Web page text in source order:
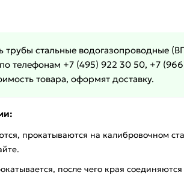
стальные водогазопроводные
телефонам +7 (495) 922 30 50, +7
товара, оформят доставку.
прокатываются на калибровочном
после чего края